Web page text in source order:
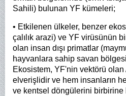
Sahili) bulunan YF kümeleri;
• Etkilenen ülkeler, benzer
çalılık arazi) ve YF virüsünün
olan insan dışı primatlar
hayvanlara sahip savan
Ekosistem, YF'nin vektörü
elverişlidir ve hem insanların
ve kentsel döngülerini